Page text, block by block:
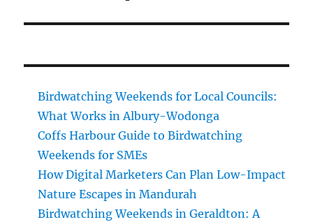
Birdwatching Weekends for Local Councils:
What Works in Albury-Wodonga
Coffs Harbour Guide to Birdwatching
Weekends for SMEs
How Digital Marketers Can Plan Low-Impact
Nature Escapes in Mandurah
Birdwatching Weekends in Geraldton: A